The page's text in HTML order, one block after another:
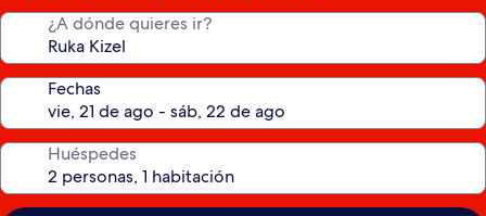
¿A dónde quieres ir?
Fechas
Huéspedes